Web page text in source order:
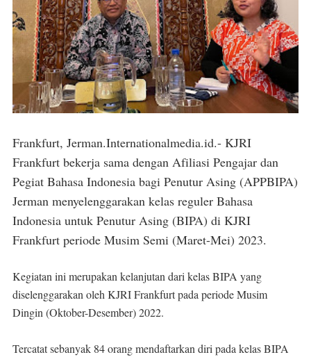
Frankfurt, Jerman.Internationalmedia.id.- KJRI
Frankfurt bekerja sama dengan Afiliasi Pengajar dan
Pegiat Bahasa Indonesia bagi Penutur Asing (APPBIPA)
Jerman menyelenggarakan kelas reguler Bahasa
Indonesia untuk Penutur Asing (BIPA) di KJRI
Frankfurt periode Musim Semi (Maret-Mei) 2023.
Kegiatan ini merupakan kelanjutan dari kelas BIPA yang
diselenggarakan oleh KJRI Frankfurt pada periode Musim
Dingin (Oktober-Desember) 2022.
Tercatat sebanyak 84 orang mendaftarkan diri pada kelas BIPA